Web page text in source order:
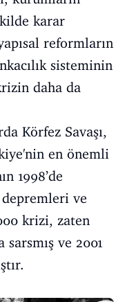
karar
reformların
sisteminin
daha da
Körfez Savaşı,
en önemli
1998’de
depremleri ve
krizi, zaten
ve 2001